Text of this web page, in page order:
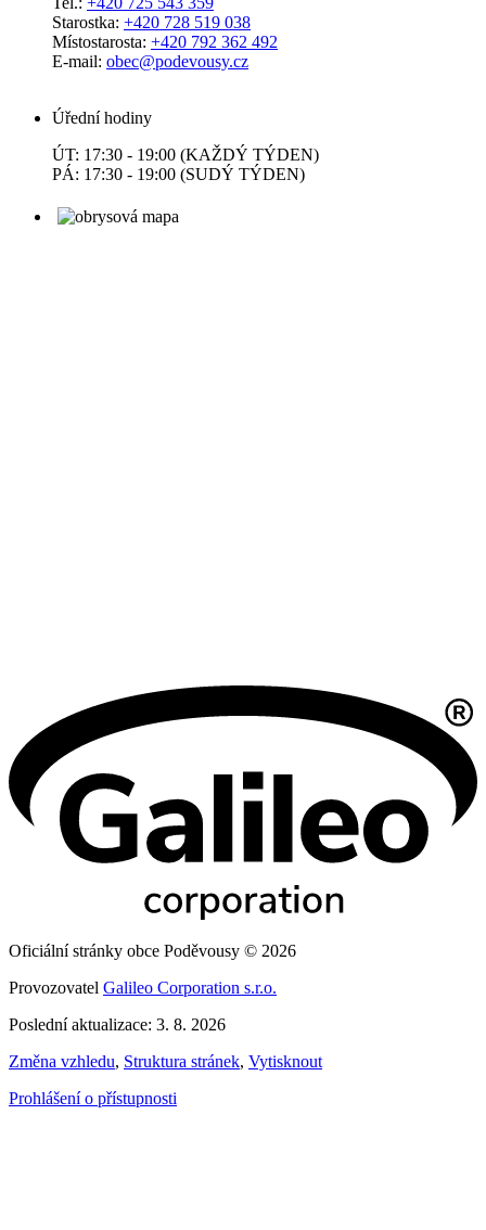
Starostka: +420 728 519 038
Místostarosta: +420 792 362 492
E-mail: obec@podevousy.cz
Úřední hodiny
ÚT: 17:30 - 19:00 (KAŽDÝ TÝDEN)
PÁ: 17:30 - 19:00 (SUDÝ TÝDEN)
Oficiální stránky obce Poděvousy © 2026
Provozovatel Galileo Corporation s.r.o.
Poslední aktualizace: 3. 8. 2026
Změna vzhledu, Struktura stránek, Vytisknout
Prohlášení o přístupnosti